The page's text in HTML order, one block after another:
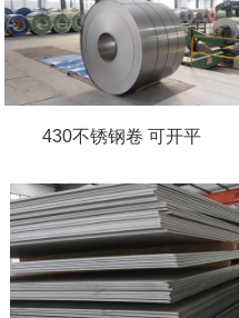
430不锈钢卷 可开平